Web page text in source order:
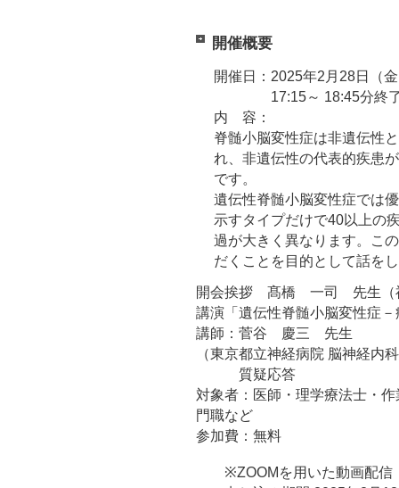
開催概要
開催日：2025年2月28日（
17:15～ 18:45分終了
内 容：
脊髄小脳変性症は非遺伝性
れ、非遺伝性の代表的疾患
です。
遺伝性脊髄小脳変性症では
示すタイプだけで40以上の
過が大きく異なります。こ
だくことを目的として話を
開会挨拶 髙橋 一司 先生（
講演「遺伝性脊髄小脳変性症
講師：菅谷 慶三 先生
（東京都立神経病院 脳神経内
質疑応答
対象者：医師・理学療法士・
門職など
参加費：無料
※ZOOMを用いた動画配信